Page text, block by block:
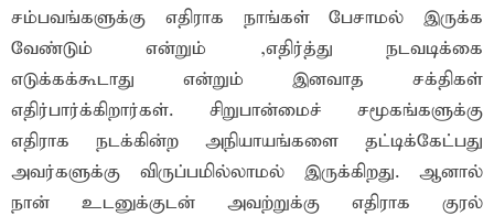
சம்பவங்களுக்கு எதிராக நாங்கள் பேசாமல் இருக்க
வேண்டும் என்றும் ,எதிர்த்து நடவடிக்கை
எடுக்கக்கூடாது என்றும் இனவாத சக்திகள்
எதிர்பார்க்கிறார்கள். சிறுபான்மைச் சமூகங்களுக்கு
எதிராக நடக்கின்ற அநியாயங்களை தட்டிக்கேட்பது
அவர்களுக்கு விருப்பமில்லாமல் இருக்கிறது. ஆனால்
நான் உடனுக்குடன் அவற்றுக்கு எதிராக குரல்